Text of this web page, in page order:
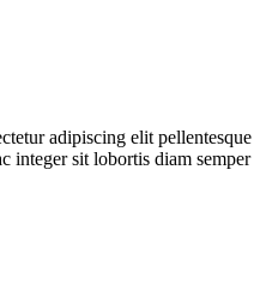
adipiscing elit pellentesque
integer sit lobortis diam semper